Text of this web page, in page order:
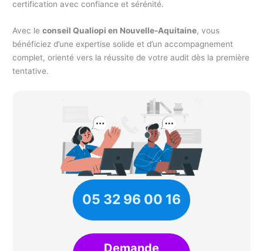
certification avec confiance et sérénité.
Avec leconseil Qualiopi en Nouvelle-Aquitaine, vous
bénéficiez d’une expertise solide et d’un accompagnement
complet, orienté vers la réussite de votre audit dès la première
tentative.
05 32 96 00 16
Demande